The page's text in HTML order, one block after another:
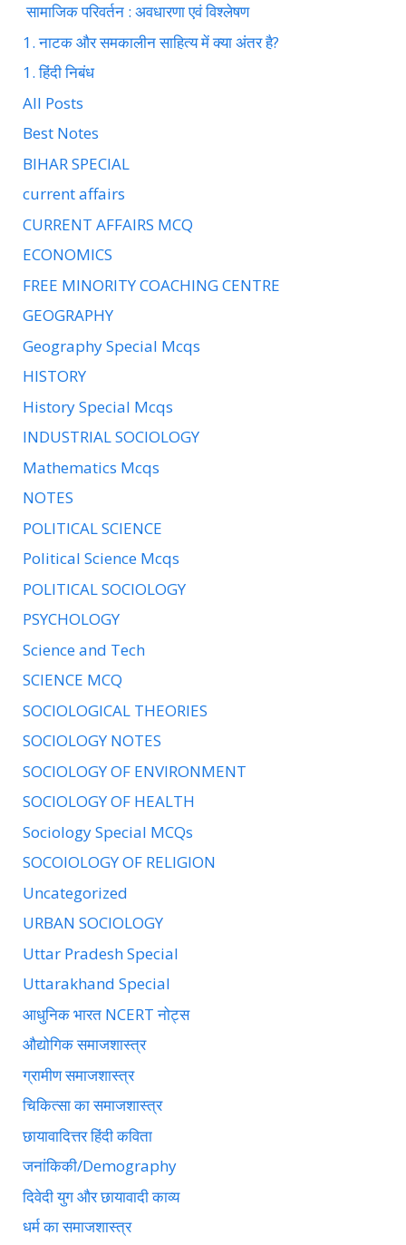
सामाजिक परिवर्तन : अवधारणा एवं विश्लेषण
1. नाटक और समकालीन साहित्य में क्या अंतर है?
1. हिंदी निबंध
All Posts
Best Notes
BIHAR SPECIAL
current affairs
CURRENT AFFAIRS MCQ
ECONOMICS
FREE MINORITY COACHING CENTRE
GEOGRAPHY
Geography Special Mcqs
HISTORY
History Special Mcqs
INDUSTRIAL SOCIOLOGY
Mathematics Mcqs
NOTES
POLITICAL SCIENCE
Political Science Mcqs
POLITICAL SOCIOLOGY
PSYCHOLOGY
Science and Tech
SCIENCE MCQ
SOCIOLOGICAL THEORIES
SOCIOLOGY NOTES
SOCIOLOGY OF ENVIRONMENT
SOCIOLOGY OF HEALTH
Sociology Special MCQs
SOCOIOLOGY OF RELIGION
Uncategorized
URBAN SOCIOLOGY
Uttar Pradesh Special
Uttarakhand Special
आधुनिक भारत NCERT नोट्स
औद्योगिक समाजशास्त्र
ग्रामीण समाजशास्त्र
चिकित्सा का समाजशास्त्र
छायावादित्तर हिंदी कविता
जनांकिकी/Demography
दिवेदी युग और छायावादी काव्य
धर्म का समाजशास्त्र